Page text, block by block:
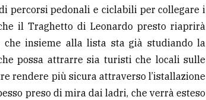
percorsi pedonali e ciclabili per collegare i
il Traghetto di Leonardo presto riaprirà
che insieme alla lista sta già studiando la
possa attrarre sia turisti che locali sulle
rendere più sicura attraverso l’istallazione
preso di mira dai ladri, che verrà esteso